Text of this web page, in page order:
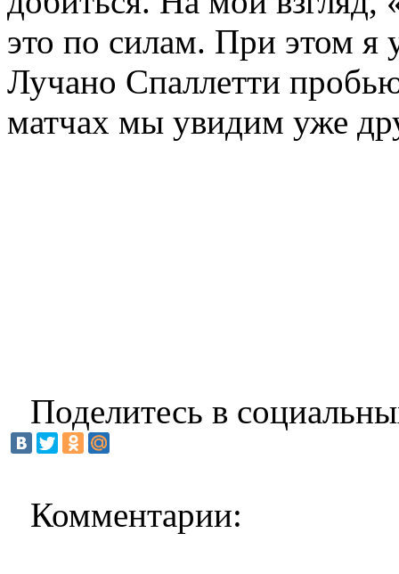
это по силам. При этом я
Лучано Спаллетти
матчах мы увидим уже
Поделитесь в
Комментарии: